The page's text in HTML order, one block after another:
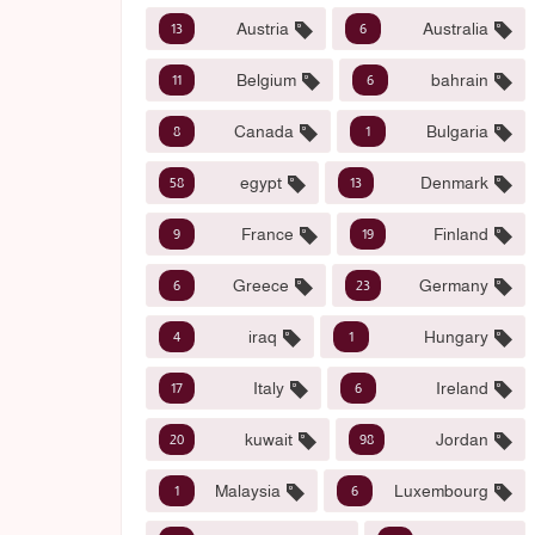
Australia
6
Austria
13
bahrain
6
Belgium
11
Bulgaria
1
Canada
8
Denmark
13
egypt
58
Finland
19
France
9
Germany
23
Greece
6
Hungary
1
iraq
4
Ireland
6
Italy
17
Jordan
98
kuwait
20
Luxembourg
6
Malaysia
1